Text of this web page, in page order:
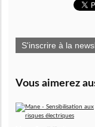
S'inscrire à la
Vous aimerez